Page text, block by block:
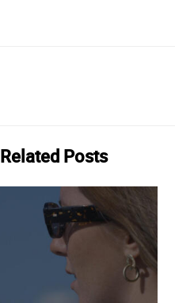
RelatedPosts